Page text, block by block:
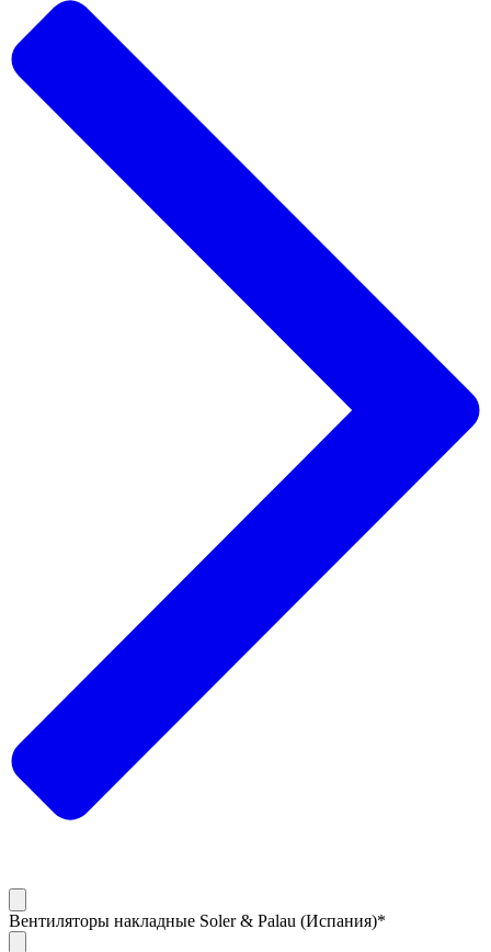
Вентиляторы накладные Soler & Palau (Испания)*